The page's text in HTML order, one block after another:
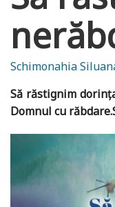
Schimonahia
Să răstignim
Domnul cu